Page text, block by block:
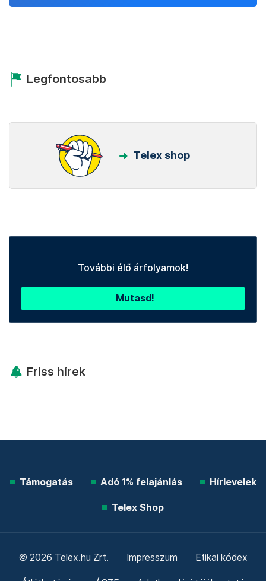
Legfontosabb
Telex shop
További élő árfolyamok!
Mutasd!
Friss hírek
Támogatás Adó 1% felajánlás Hírlevelek
Telex Shop
© 2026 Telex.hu Zrt. Impresszum Etikai kódex